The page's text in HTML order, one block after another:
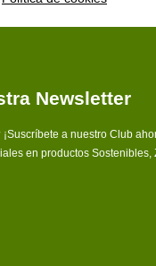
Newsletter
a nuestro Club
en productos Sostenibles,